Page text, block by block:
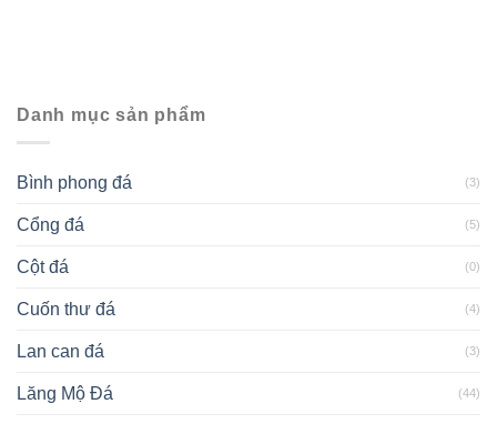
Danh mục sản phẩm
Bình phong đá (3)
Cổng đá (5)
Cột đá (0)
Cuốn thư đá (4)
Lan can đá (3)
Lăng Mộ Đá (44)